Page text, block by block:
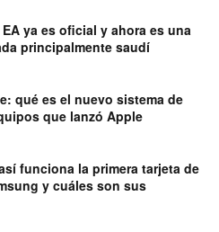
ya es oficial y ahora es una
principalmente saudí
qué es el nuevo sistema de
que lanzó Apple
funciona la primera tarjeta de
y cuáles son sus